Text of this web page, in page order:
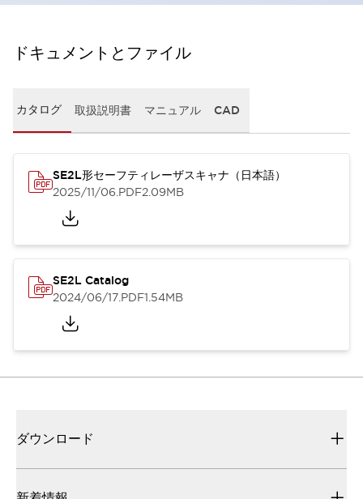
ドキュメントとファイル
カタログ 取扱説明書 マニュアル CAD
SE2L形セーフティレーザスキャナ（日本語）
2025/11/06.PDF2.09MB
SE2L Catalog
2024/06/17.PDF1.54MB
ダウンロード